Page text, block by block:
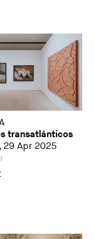
transatlânticos
29 Apr 2025